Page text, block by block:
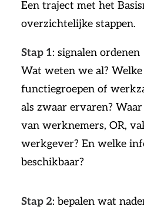
Een traject met het
overzichtelijke stappen.
Stap 1: signalen ordenen
Wat weten we al?
functiegroepen of
als zwaar ervaren?
van werknemers, OR,
werkgever? En welke
beschikbaar?
Stap 2: bepalen wat